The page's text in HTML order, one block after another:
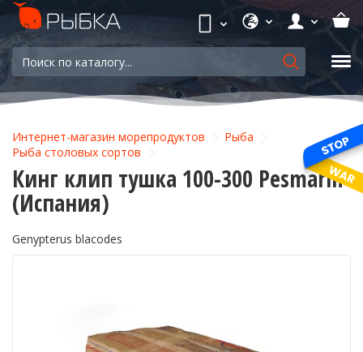
Интернет-магазин морепродуктов
Рыба
Рыба столовых сортов
Кинг клип тушка 100-300 Pesmarin
(Испания)
Genypterus blacodes